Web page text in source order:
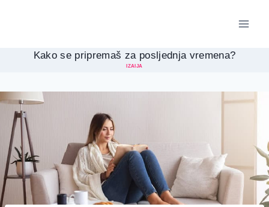
Kako se pripremaš za posljednja vremena?
IZAIJA